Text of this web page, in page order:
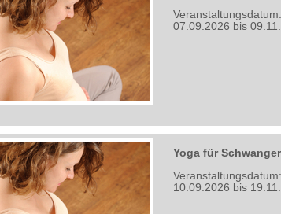
Veranstaltungsdatum:
07.09.2026 bis
Yoga für
Veranstaltungsdatum:
10.09.2026 bis